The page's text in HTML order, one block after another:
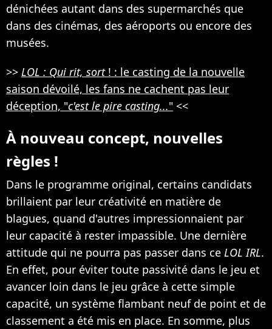
dénichées autant dans des supermarchés que
dans des cinémas, des aéroports ou encore des
musées.
>> LOL : Qui rit, sort! : le casting de la nouvelle
saison dévoilé, les fans ne cachent pas leur
déception, "c'est le pire casting..." <<
À nouveau concept, nouvelles
règles !
Dans le programme original, certains candidats
brillaient par leur créativité en matière de
blagues, quand d'autres impressionnaient par
leur capacité à rester impassible. Une dernière
attitude qui ne pourra pas passer dans ce LOL IRL.
En effet, pour éviter toute passivité dans le jeu et
avancer loin dans le jeu grâce à cette simple
capacité, un système flambant neuf de point et de
classement a été mis en place. En somme, plus